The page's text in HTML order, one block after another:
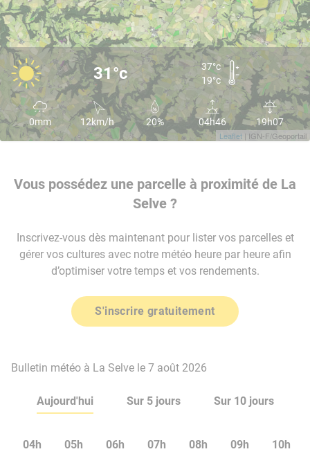
Leaflet | IGN-F/Geoportail
31°c
37°c
19°c
0mm 12km/h 20% 04h46 19h07
Vous possédez une parcelle à proximité de La
Selve ?
Inscrivez-vous dès maintenant pour lister vos parcelles et
gérer vos cultures avec notre météo heure par heure afin
d’optimiser votre temps et vos rendements.
S'inscrire gratuitement
Bulletin météo à La Selve le 7 août 2026
Aujourd'hui Sur 5 jours Sur 10 jours
04h 05h 06h 07h 08h 09h 10h